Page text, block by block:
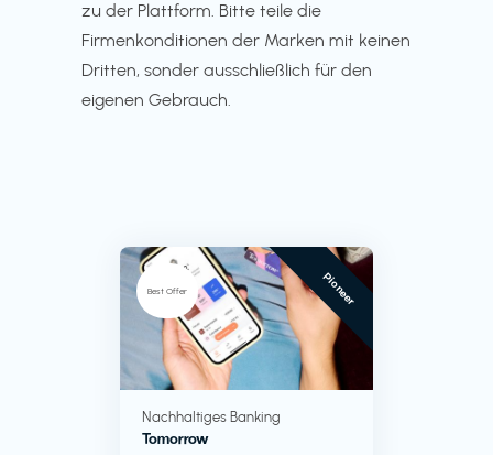
zu der Plattform. Bitte teile die
Firmenkonditionen der Marken mit keinen
Dritten, sonder ausschließlich für den
eigenen Gebrauch.
Best Offer Pioneer
Nachhaltiges Banking
Tomorrow